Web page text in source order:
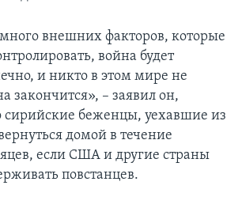
много внешних факторов, которые
война будет
и никто в этом мире не
закончится», – заявил он,
сирийские беженцы, уехавшие из
домой в течение
если США и другие страны
повстанцев.